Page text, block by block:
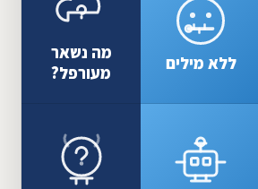
ללא מילים
מה נשאר
מעורפל?